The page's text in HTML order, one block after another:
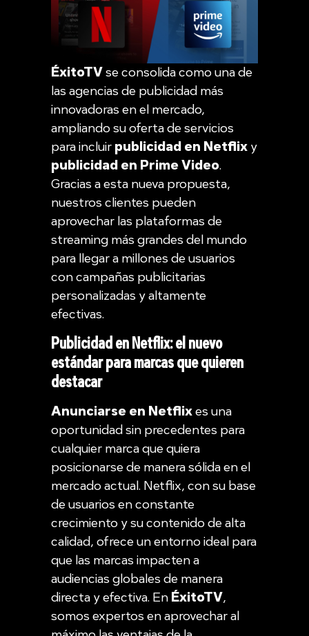
ÉxitoTVse consolida como una de
las agencias de publicidad más
innovadoras en el mercado,
ampliando su oferta de servicios
para incluir publicidad en Netflix y
publicidad en Prime Video.
Gracias a esta nueva propuesta,
nuestros clientes pueden
aprovechar las plataformas de
streaming más grandes del mundo
para llegar a millones de usuarios
con campañas publicitarias
personalizadas y altamente
efectivas.
Publicidad en Netflix: el nuevo
estándar para marcas que quieren
destacar
Anunciarse en Netflixes una
oportunidad sin precedentes para
cualquier marca que quiera
posicionarse de manera sólida en el
mercado actual. Netflix, con su base
de usuarios en constante
crecimiento y su contenido de alta
calidad, ofrece un entorno ideal para
que las marcas impacten a
audiencias globales de manera
directa y efectiva. En ÉxitoTV,
somos expertos en aprovechar al